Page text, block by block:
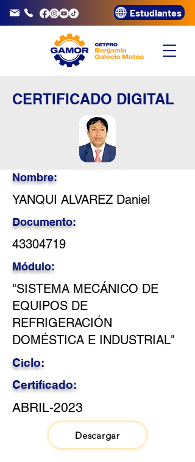
3320072 Estudiantes
CERTIFICADO DIGITAL
Nombre:
YANQUI ALVAREZ Daniel
Documento:
43304719
Módulo:
"SISTEMA MECÁNICO DE
EQUIPOS DE
REFRIGERACIÓN
DOMÉSTICA E INDUSTRIAL"
Ciclo:
Certificado:
ABRIL-2023
Descargar